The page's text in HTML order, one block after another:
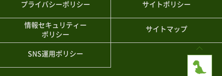
プライバシーポリシー
情報セキュリティー
ポリシー
SNS運用ポリシー
サイトポリシー
サイトマップ